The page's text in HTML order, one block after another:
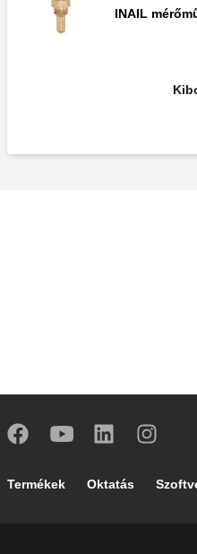
INAIL
Háromutas
Footer main
Termékek Oktatás